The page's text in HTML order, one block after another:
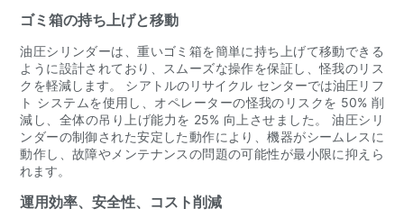
ゴミ箱の持ち上げと移動
油圧シリンダーは、重いゴミ箱を簡単に持ち上げて移動できる
ように設計されており、スムーズな操作を保証し、怪我のリス
クを軽減します。 シアトルのリサイクル センターでは油圧リフ
ト システムを使用し、オペレーターの怪我のリスクを 50% 削
減し、全体の吊り上げ能力を 25% 向上させました。 油圧シリ
ンダーの制御された安定した動作により、機器がシームレスに
動作し、故障やメンテナンスの問題の可能性が最小限に抑えら
れます。
運用効率、安全性、コスト削減